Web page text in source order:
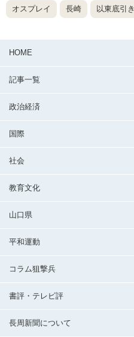
オスプレイ 長崎 以東底引き
HOME
記事一覧
政治経済
国際
社会
教育文化
山口県
平和運動
コラム狙撃兵
書評・テレビ評
長周新聞について